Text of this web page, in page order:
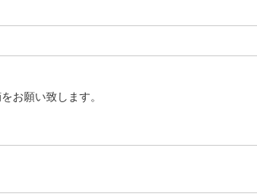
お願い致します。